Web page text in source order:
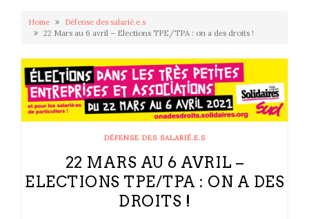
Home
Défense des salarié.e.s
22 Mars au 6 avril – Elections TPE/TPA : on a des droits !
DÉFENSE DES SALARIÉ.E.S
22 MARS AU 6 AVRIL –
ELECTIONS TPE/TPA : ON A DES
DROITS !